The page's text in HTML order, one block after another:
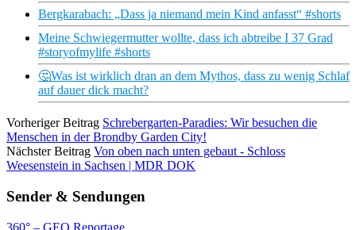
Bergkarabach: „Dass ja niemand mein Kind anfasst“ #shorts
Meine Schwiegermutter wollte, dass ich abtreibe I 37 Grad
#storyofmylife #shorts
🤔Was ist wirklich dran an dem Mythos, dass zu wenig Schlaf
auf dauer dick macht?
Vorheriger Beitrag Schrebergarten-Paradies: Wir besuchen die
Menschen in der Brondby Garden City!
Nächster Beitrag Von oben nach unten gebaut - Schloss
Weesenstein in Sachsen | MDR DOK
Sender & Sendungen
360° – GEO Reportage